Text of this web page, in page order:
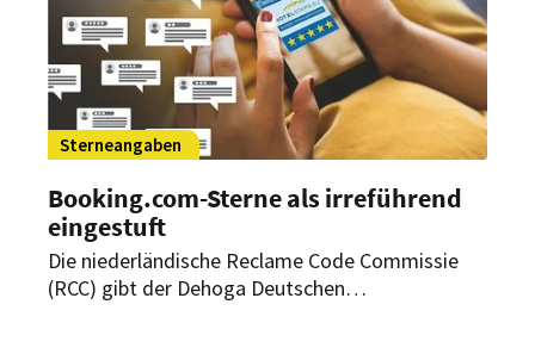
Sterneangaben
Booking.com-Sterne als irreführend
eingestuft
Die niederländische Reclame Code Commissie
(RCC) gibt der Dehoga Deutschen